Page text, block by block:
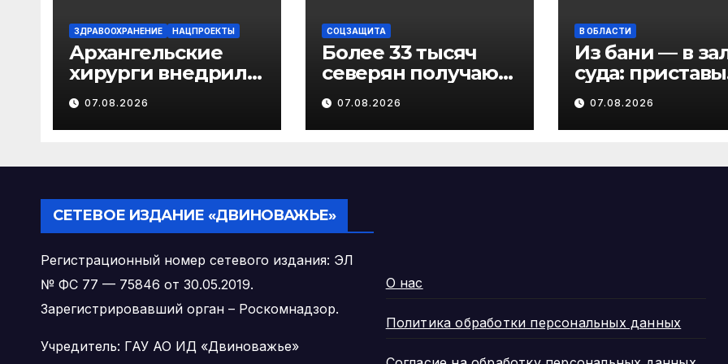
ЗДРАВООХРАНЕНИЕ НАЦПРОЕКТЫ
Архангельские
хирурги внедрили
уникальную
методику
малотравматичног
патологии
диафрагмы
07.08.2026
СОЦЗАЩИТА
Более 33 тысяч
северян получают
набор социальных
услуг в виде льгот
07.08.2026
В ОБЛАСТИ
Из бани — в
суда: приставы
округа
должника по
07.08.2026
СЕТЕВОЕ ИЗДАНИЕ «ДВИНОВАЖЬЕ»
Регистрационный номер сетевого издания: ЭЛ
№ ФС 77 — 75846 от 30.05.2019.
Зарегистрировавший орган – Роскомнадзор.
Учредитель: ГАУ АО ИД «Двиноважье»
О нас
Политика обработки персональных данных